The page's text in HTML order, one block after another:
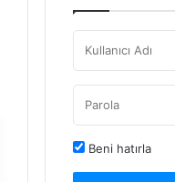
Beni hatırla